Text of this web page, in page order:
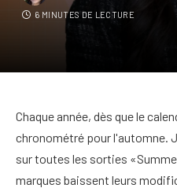
6 MINUTES DE LECTURE
Chaque année, dès que le
chronométré pour l'automne.
sur toutes les sorties
marques baissent leurs